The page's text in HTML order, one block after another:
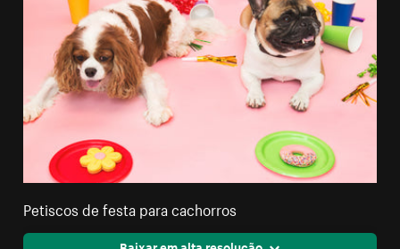
Petiscos de festa para cachorros